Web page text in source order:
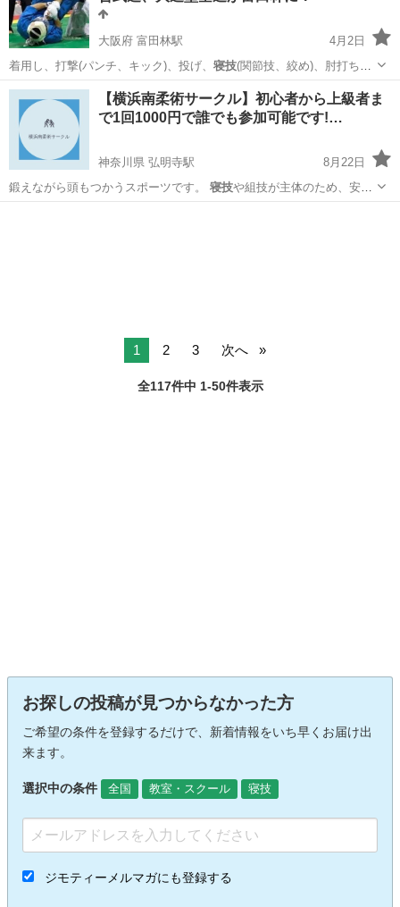
大阪府 富田林駅
4月2日
着用し、打撃(パンチ、キック)、投げ、 寝技(関節技、絞め)、肘打ち、
頭突き、金的…
大阪 富田林市 富田林駅 空手/他格闘技 武道
【横浜南柔術サークル】初心者から上級者ま
で1回1000円で誰でも参加可能です!…
神奈川県 弘明寺駅
8月22日
鍛えながら頭もつかうスポーツです。 寝技や組技が主体のため、安全
性が高く、まっ…
1 2 3 次へ
全117件中 1-50件表示
お探しの投稿が見つからなかった方
ご希望の条件を登録するだけで、新着情報をいち早くお届け出
来ます。
選択中の条件 全国 教室・スクール 寝技
ジモティーメルマガにも登録する